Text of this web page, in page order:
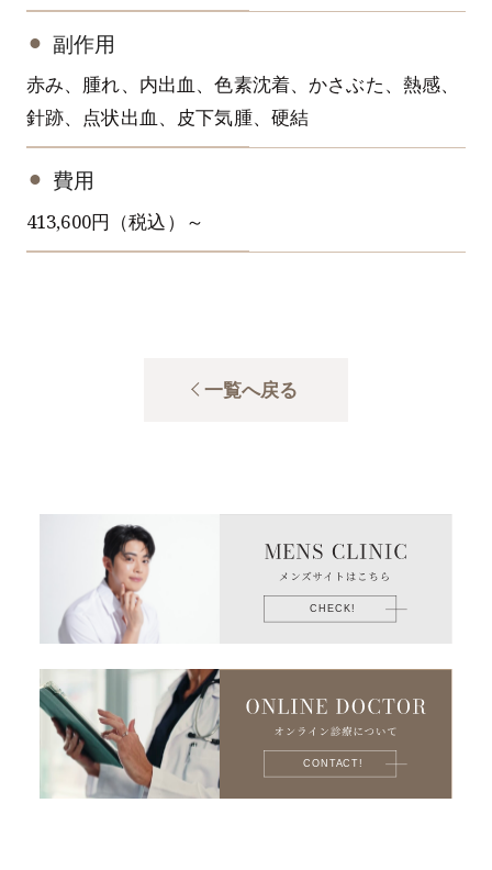
副作用
赤み、腫れ、内出血、色素沈着、かさぶた、熱感、
針跡、点状出血、皮下気腫、硬結
費用
413,600円（税込）～
一覧へ戻る